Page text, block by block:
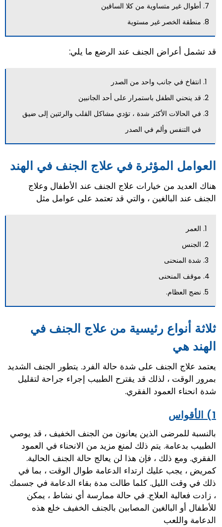
أطوال غير متساوية من كلا الساقين
منطقة الخصر غير مستوية
قد تشمل أعراض الجنف عند الرضع ما يلي:
انتفاخ في جانب واحد من الصدر
قد ينحني الطفل باستمرار على أحد الجانبين
في الحالات الأكثر شدة ، تؤدي مشاكل القلب والرئتين إلى ضيق
في التنفس وألم في الصدر
العوامل المؤثرة في علاج الجنف في الهند
هناك العديد من خيارات علاج الجنف عند الأطفال وعلاج
الجنف عند البالغين ، والتي قد تعتمد على عوامل مثل
العمر
الجنس
شدة المنحنى
موقف المنحنى
نضج العظام.
ثلاثة أنواع رئيسية من علاج الجنف في
الهند هي
يعتمد علاج الجنف على شدة حالة الفرد. يتطور الجنف الشديد
بمرور الوقت ، لذلك قد يقترح الطبيب إجراء جراحة لتقليل
شدة انحناء العمود الفقري.
1) الأقواس
بالنسبة للمرضى الذين يعانون من الجنف الخفيف ، قد يوصي
الطبيب بدعامة. يتم ذلك لمنع مزيد من الانحناء في العمود
الفقري. ومع ذلك ، فإن هذا لن يعالج حالة الجنف الحالية.
كمريض ، يجب عليك ارتداء الدعامة طوال الوقت ، بما في
ذلك في وقت الليل. كلما طالت مدة بقاء الدعامة في جسمك
، زادت فعالية العلاج. في حالة ممارسة أي نشاط ، يمكن
للأطفال أو البالغين المصابين بالجنف الخفيف خلع هذه
الدعامة واللعب